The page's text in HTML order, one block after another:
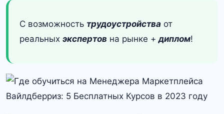
С возможность трудоустройства от
реальных экспертов на рынке +диплом!